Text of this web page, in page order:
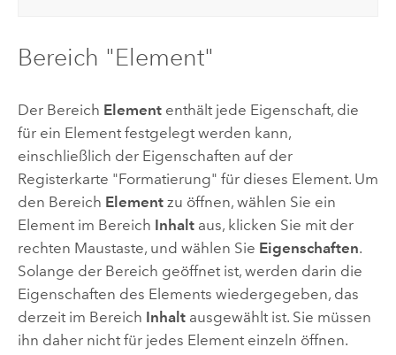
Bereich "Element"
Der Bereich Elemententhält jede Eigenschaft, die
für ein Element festgelegt werden kann,
einschließlich der Eigenschaften auf der
Registerkarte "Formatierung" für dieses Element. Um
den Bereich Elementzu öffnen, wählen Sie ein
Element im Bereich Inhaltaus, klicken Sie mit der
rechten Maustaste, und wählen Sie Eigenschaften.
Solange der Bereich geöffnet ist, werden darin die
Eigenschaften des Elements wiedergegeben, das
derzeit im Bereich Inhaltausgewählt ist. Sie müssen
ihn daher nicht für jedes Element einzeln öffnen.